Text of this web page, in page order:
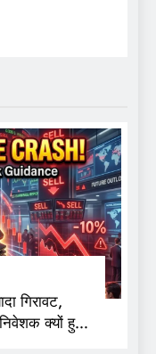
गिरावट,
क्यों हुए